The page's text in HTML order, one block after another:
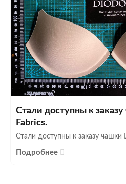
Стали доступны к
Fabrics.
Стали доступны к заказу чашки
Подробнее